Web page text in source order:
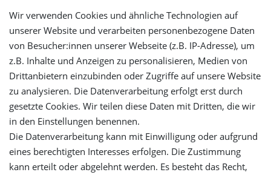
Mein Konto
Login
Registrieren
Versandinformationen
Wir verwenden Cookies und ähnliche Technologien auf
unserer Website und verarbeiten personenbezogene Daten
von Besucher:innen unserer Webseite (z.B. IP-Adresse), um
z.B. Inhalte und Anzeigen zu personalisieren, Medien von
Drittanbietern einzubinden oder Zugriffe auf unsere Website
zu analysieren. Die Datenverarbeitung erfolgt erst durch
gesetzte Cookies. Wir teilen diese Daten mit Dritten, die wir
in den Einstellungen benennen.
Die Datenverarbeitung kann mit Einwilligung oder aufgrund
eines berechtigten Interesses erfolgen. Die Zustimmung
kann erteilt oder abgelehnt werden. Es besteht das Recht,